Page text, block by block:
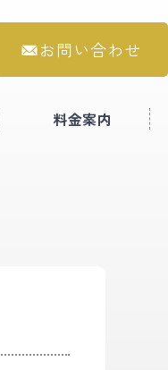
お問い合わせ
料金案内